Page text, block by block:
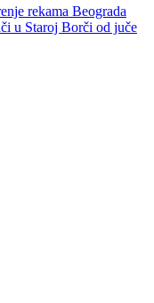
rekama Beograda
u Staroj Borči od juče